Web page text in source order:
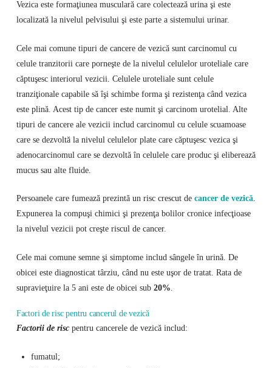
Vezica este formaţiunea musculară care colectează urina şi este
localizată la nivelul pelvisului şi este parte a sistemului urinar.
Cele mai comune tipuri de cancere de vezică sunt carcinomul cu
celule tranzitorii care porneşte de la nivelul celulelor uroteliale care
căptuşesc interiorul vezicii. Celulele uroteliale sunt celule
tranziţionale capabile să îşi schimbe forma şi rezistenţa când vezica
este plină. Acest tip de cancer este numit şi carcinom urotelial. Alte
tipuri de cancere ale vezicii includ carcinomul cu celule scuamoase
care se dezvoltă la nivelul celulelor plate care căptuşesc vezica şi
adenocarcinomul care se dezvoltă în celulele care produc şi eliberează
mucus sau alte fluide.
Persoanele care fumează prezintă un risc crescut de cancer de vezică.
Expunerea la compuşi chimici şi prezenţa bolilor cronice infecţioase
la nivelul vezicii pot creşte riscul de cancer.
Cele mai comune semne şi simptome includ sângele în urină. De
obicei este diagnosticat târziu, când nu este uşor de tratat. Rata de
supravieţuire la 5 ani este de obicei sub 20%
Factori de risc pentru cancerul de vezică
Factorii de riscpentru cancerele de vezică includ:
fumatul;